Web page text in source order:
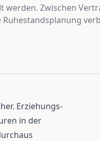
Zwischen
Erziehungs-
in der